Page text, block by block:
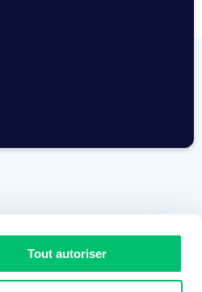
Tout autoriser
Démarche RSE